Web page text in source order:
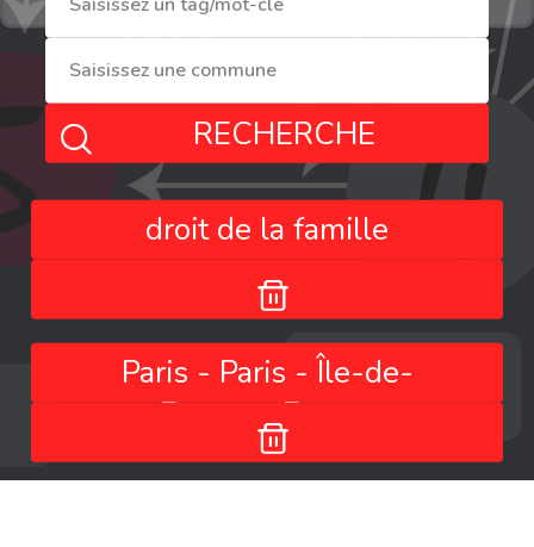
RECHERCHE
droit de la famille
Paris - Paris - Île-de-
France - France